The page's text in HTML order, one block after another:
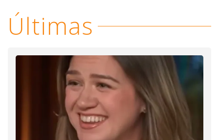
Últimas